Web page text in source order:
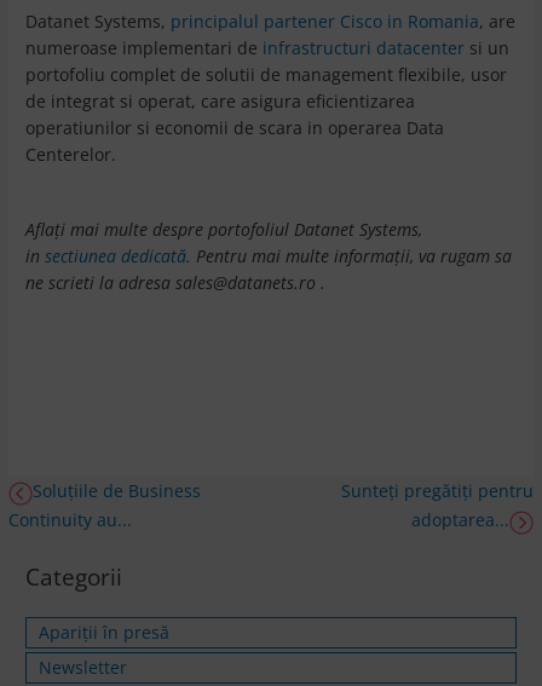
Datanet Systems, principalul partener Cisco in Romania, are
numeroase implementari de infrastructuri datacenter si un
portofoliu complet de solutii de management flexibile, usor
de integrat si operat, care asigura eficientizarea
operatiunilor si economii de scara in operarea Data
Centerelor.
Aflați mai multe despre portofoliul Datanet Systems,
insectiunea dedicată. Pentru mai multe informații, va rugam sa
ne scrieti la adresa sales@datanets.ro .
Soluțiile de Business
Continuity au...
Sunteți pregătiți pentru
adoptarea...
Categorii
Apariții în presă
Newsletter